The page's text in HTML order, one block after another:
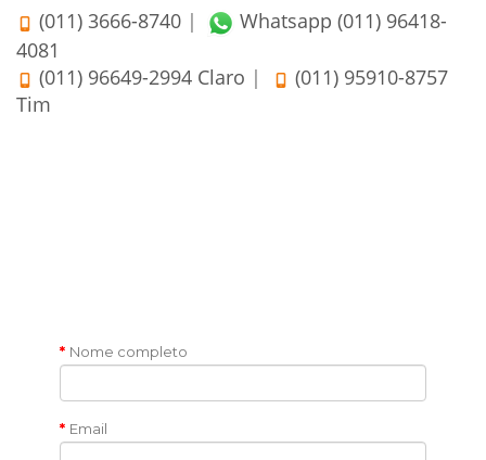
(011) 3666-8740 |
Whatsapp (011) 96418-
4081
(011) 96649-2994 Claro |
(011) 95910-8757
Tim
Nome completo
Email